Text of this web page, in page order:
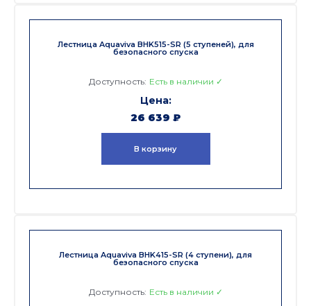
Лестница Aquaviva BHK515-SR (5 ступеней), для
безопасного спуска
Доступность: Есть в наличии ✓
26 639 ₽
В корзину
Лестница Aquaviva BHK415-SR (4 ступени), для
безопасного спуска
Доступность: Есть в наличии ✓